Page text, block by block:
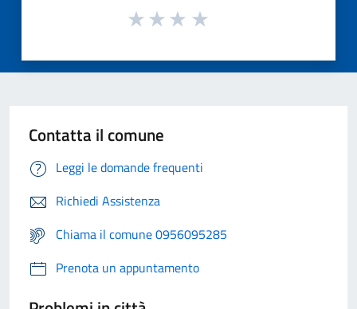
Contatta il comune
Leggi le domande frequenti
Richiedi Assistenza
Chiama il comune 0956095285
Prenota un appuntamento